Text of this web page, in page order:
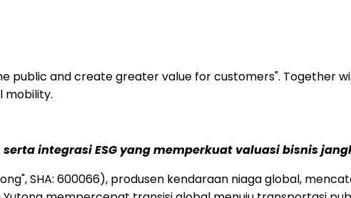
public and create greater value for customers". Together
mobility.
integrasi ESG yang memperkuat valuasi bisnis
SHA: 600066), produsen kendaraan niaga global,